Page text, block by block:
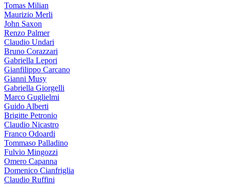
Tomas Milian
Maurizio Merli
John Saxon
Renzo Palmer
Claudio Undari
Bruno Corazzari
Gabriella Lepori
Gianfilippo Carcano
Gianni Musy
Gabriella Giorgelli
Marco Guglielmi
Guido Alberti
Brigitte Petronio
Claudio Nicastro
Franco Odoardi
Tommaso Palladino
Fulvio Mingozzi
Omero Capanna
Domenico Cianfriglia
Claudio Ruffini